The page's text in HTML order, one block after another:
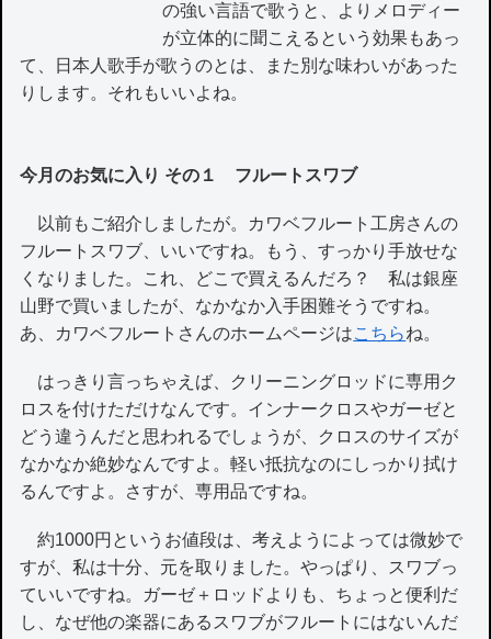
の強い言語で歌うと、よりメロディー
が立体的に聞こえるという効果もあっ
て、日本人歌手が歌うのとは、また別な味わいがあった
りします。それもいいよね。
今月のお気に入り その１ フルートスワブ
以前もご紹介しましたが。カワベフルート工房さんの
フルートスワブ、いいですね。もう、すっかり手放せな
くなりました。これ、どこで買えるんだろ？ 私は銀座
山野で買いましたが、なかなか入手困難そうですね。
あ、カワベフルートさんのホームページはこちらね。
はっきり言っちゃえば、クリーニングロッドに専用ク
ロスを付けただけなんです。インナークロスやガーゼと
どう違うんだと思われるでしょうが、クロスのサイズが
なかなか絶妙なんですよ。軽い抵抗なのにしっかり拭け
るんですよ。さすが、専用品ですね。
約1000円というお値段は、考えようによっては微妙で
すが、私は十分、元を取りました。やっぱり、スワブっ
ていいですね。ガーゼ＋ロッドよりも、ちょっと便利だ
し、なぜ他の楽器にあるスワブがフルートにはないんだ